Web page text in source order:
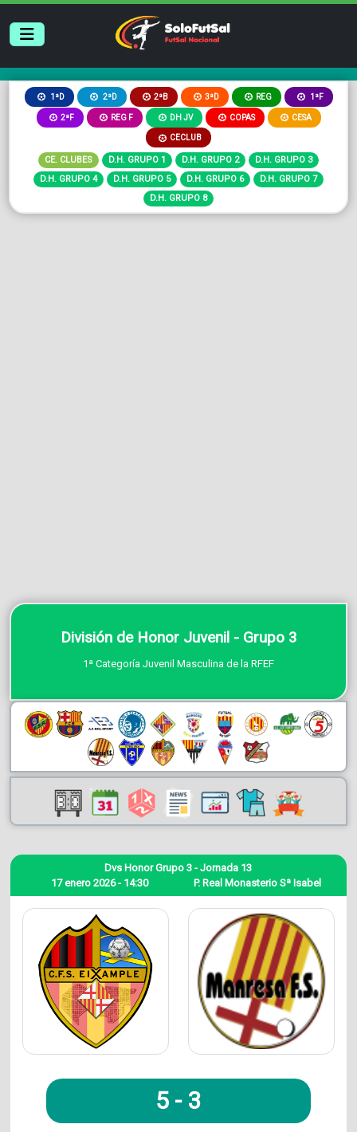
1ªD 2ªD 2ªB 3ªD REG 1ªF
2ªF REG F DH JV COPAS CESA
CECLUB
CE. CLUBES D.H. GRUPO 1 D.H. GRUPO 2
D.H. GRUPO 3
D.H. GRUPO 4
D.H. GRUPO 5 D.H. GRUPO 6
D.H. GRUPO 7
D.H. GRUPO 8
División de Honor Juvenil - Grupo 3
1ª Categoría Juvenil Masculina de la RFEF
17 enero 2026 - 14:30
Dvs Honor Grupo 3 - Jornada 13
P. Real Monasterio Sª Isabel
5 - 3